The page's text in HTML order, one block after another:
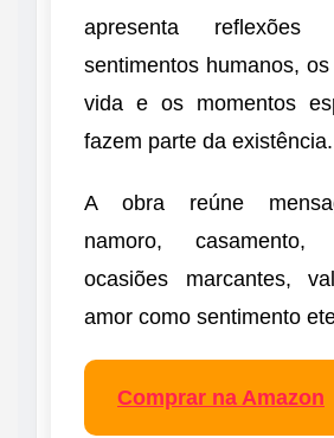
apresenta
sentimentos humanos,
vida e os momentos
fazem parte da existência.
A obra reúne
namoro,
ocasiões marcantes,
amor como sentimento
Comprar na Amazon